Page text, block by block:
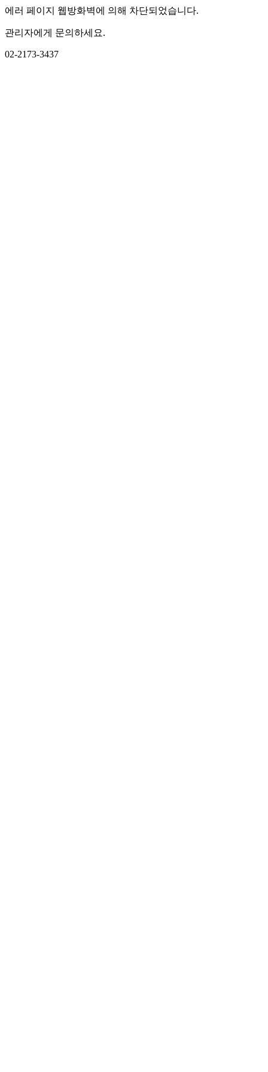
에러 페이지 웹방화벽에 의해 차단되었습니다.
관리자에게 문의하세요.
02-2173-3437